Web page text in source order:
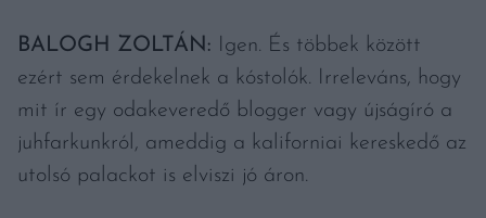
BALOGH ZOLTÁN: Igen. És többek között
ezért sem érdekelnek a kóstolók. Irreleváns, hogy
mit ír egy odakeveredő blogger vagy újságíró a
juhfarkunkról, ameddig a kaliforniai kereskedő az
utolsó palackot is elviszi jó áron.